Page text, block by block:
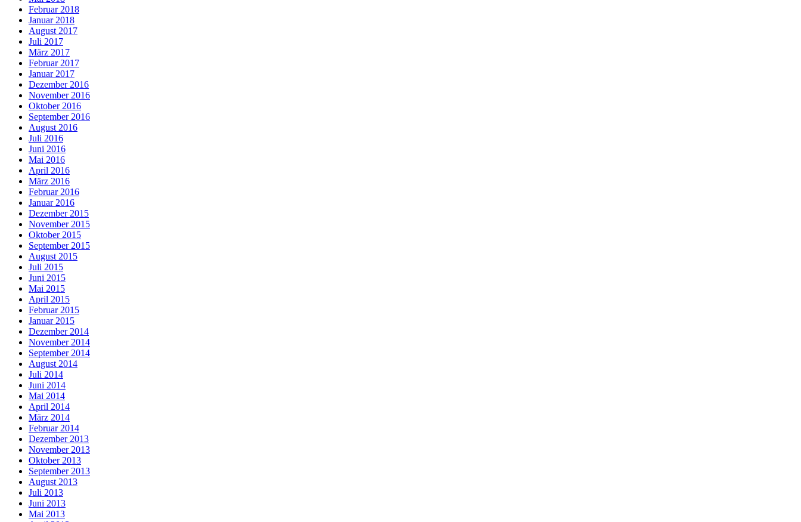
Februar 2018
Januar 2018
August 2017
Juli 2017
März 2017
Februar 2017
Januar 2017
Dezember 2016
November 2016
Oktober 2016
September 2016
August 2016
Juli 2016
Juni 2016
Mai 2016
April 2016
März 2016
Februar 2016
Januar 2016
Dezember 2015
November 2015
Oktober 2015
September 2015
August 2015
Juli 2015
Juni 2015
Mai 2015
April 2015
Februar 2015
Januar 2015
Dezember 2014
November 2014
September 2014
August 2014
Juli 2014
Juni 2014
Mai 2014
April 2014
März 2014
Februar 2014
Dezember 2013
November 2013
Oktober 2013
September 2013
August 2013
Juli 2013
Juni 2013
Mai 2013